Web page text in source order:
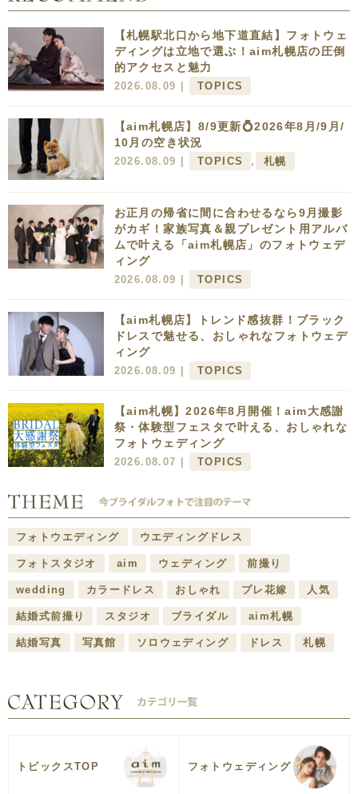
【札幌駅北口から地下道直結】フォトウェ
ディングは立地で選ぶ！aim札幌店の圧倒
的アクセスと魅力
2026.08.09 | TOPICS
【aim札幌店】8/9更新💍2026年8月/9月/
10月の空き状況
2026.08.09 | TOPICS , 札幌
お正月の帰省に間に合わせるなら9月撮影
がカギ！家族写真＆親プレゼント用アルバ
ムで叶える「aim札幌店」のフォトウェデ
ィング
2026.08.09 | TOPICS
【aim札幌店】トレンド感抜群！ブラック
ドレスで魅せる、おしゃれなフォトウェデ
ィング
2026.08.09 | TOPICS
【aim札幌】2026年8月開催！aim大感謝
祭・体験型フェスタで叶える、おしゃれな
フォトウェディング
2026.08.07 | TOPICS
フォトウエディング ウエディングドレス
フォトスタジオ aim ウェディング 前撮り
wedding カラードレス おしゃれ プレ花嫁 人気
結婚式前撮り スタジオ ブライダル aim札幌
結婚写真 写真館 ソロウェディング ドレス 札幌
トピックスTOP フォトウェディング